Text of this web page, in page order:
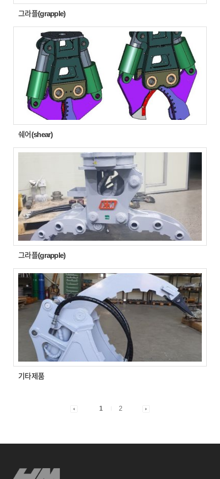
그라플(grapple)
쉐어(shear)
그라플(grapple)
기타제품
1 2